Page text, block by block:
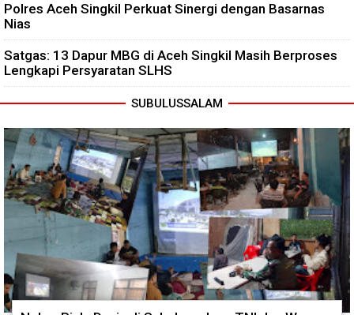
Polres Aceh Singkil Perkuat Sinergi dengan Basarnas
Nias
Satgas: 13 Dapur MBG di Aceh Singkil Masih Berproses
Lengkapi Persyaratan SLHS
SUBULUSSALAM